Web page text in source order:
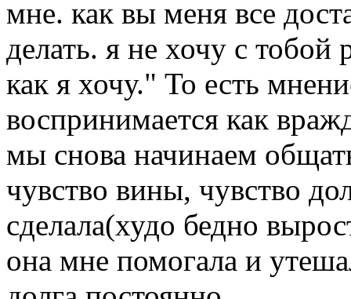
мне. как вы меня все
делать. я не хочу с тобой
как я хочу." То есть
воспринимается как
мы снова начинаем
чувство вины, чувство
сделала(худо бедно
она мне помогала и